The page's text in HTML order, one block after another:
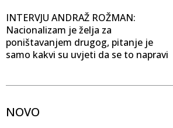
INTERVJU ANDRAŽ ROŽMAN:
Nacionalizam je želja za
poništavanjem drugog, pitanje je
samo kakvi su uvjeti da se to napravi
NOVO